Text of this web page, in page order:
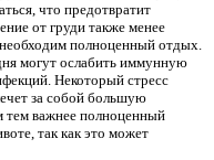
что предотвратит
от груди также менее
полноценный отдых.
могут ослабить иммунную
Некоторый стресс
за собой большую
тем важнее полноценный
так как это может